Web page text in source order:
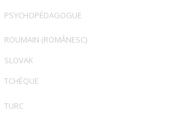
PSYCHOPÉDAGOGUE
ROUMAIN (ROMÂNESC)
SLOVAK
TCHÈQUE
TURC